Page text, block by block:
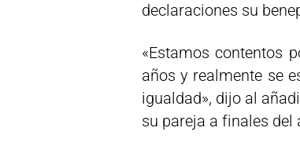
declaraciones su
«Estamos contentos
años y realmente se
igualdad», dijo al
su pareja a finales del